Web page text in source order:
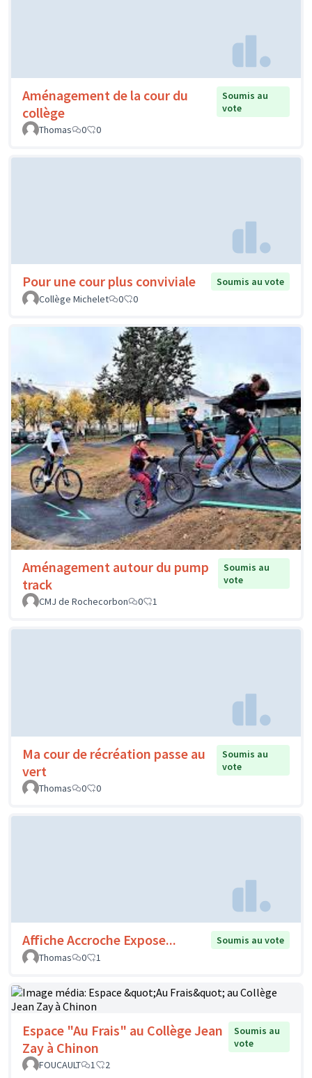
Aménagement de la cour du
collège
Soumis au
vote
Thomas
0 0
Pour une cour plus conviviale
Soumis au vote
Collège Michelet
0 0
Aménagement autour du pump
track
Soumis au
vote
CMJ de Rochecorbon
0 1
Ma cour de récréation passe au
vert
Soumis au
vote
Thomas
0 0
Affiche Accroche Expose...
Soumis au vote
Thomas
0 1
Espace "Au Frais" au Collège Jean
Zay à Chinon
Soumis au
vote
FOUCAULT
1 2